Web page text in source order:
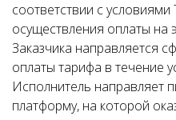
соответствии с
осуществления оплаты на
Заказчика направляется
оплаты тарифа в течение
Исполнитель направляет
платформу, на которой